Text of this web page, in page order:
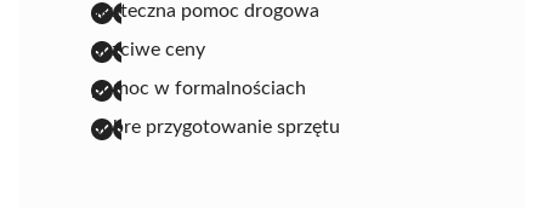
skuteczna pomoc drogowa
uczciwe ceny
pomoc w formalnościach
dobre przygotowanie sprzętu